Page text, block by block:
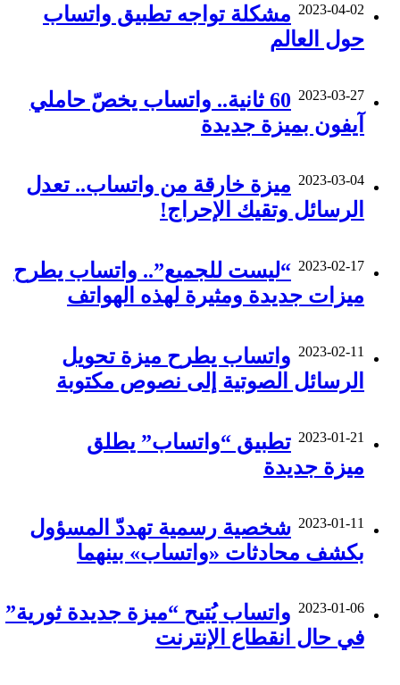
2023-04-02 مشكلة تواجه تطبيق واتساب
حول العالم
2023-03-27
60 ثانية.. واتساب يخصّ حاملي
آيفون بميزة جديدة
2023-03-04 ميزة خارقة من واتساب.. تعدل
الرسائل وتقيك الإحراج!
2023-02-17 “ليست للجميع”.. واتساب يطرح
ميزات جديدة ومثيرة لهذه الهواتف
2023-02-11 واتساب يطرح ميزة تحويل
الرسائل الصوتية إلى نصوص مكتوبة
2023-01-21 تطبيق “واتساب” يطلق
ميزة جديدة
2023-01-11 شخصية رسمية تهددّ المسؤول
بكشف محادثات «واتساب» بينهما
2023-01-06 واتساب يُتيح “ميزة جديدة ثورية”
في حال انقطاع الإنترنت